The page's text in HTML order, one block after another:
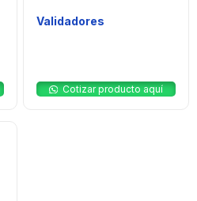
Validadores
Cotizar producto aquí